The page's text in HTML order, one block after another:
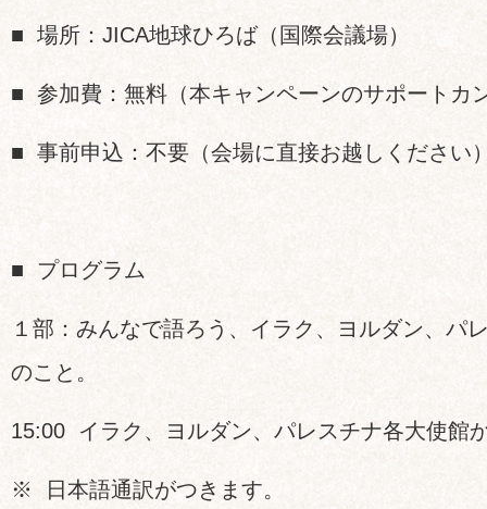
■ 場所：JICA地球ひろば（国際会議場）
■ 参加費：無料（本キャンペーンのサポートカ
■ 事前申込：不要（会場に直接お越しください
■ プログラム
１部：みんなで語ろう、イラク、ヨルダン、パ
のこと。
15:00 イラク、ヨルダン、パレスチナ各大使館
※ 日本語通訳がつきます。